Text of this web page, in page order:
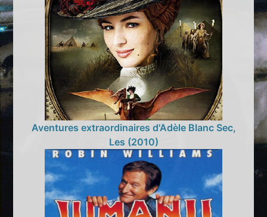
Aventures extraordinaires d'Adèle Blanc Sec,
Les (2010)